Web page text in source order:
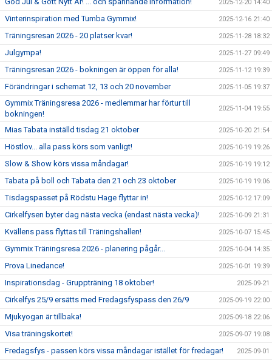
2025-12-20 14:40
Vinterinspiration med Tumba Gymmix! 2025-12-16 21:40
Träningsresan 2026 - 20 platser kvar! 2025-11-28 18:32
Julgympa! 2025-11-27 09:49
Träningsresan 2026 - bokningen är öppen för alla! 2025-11-12 19:39
Förändringar i schemat 12, 13 och 20 november 2025-11-05 19:37
Gymmix Träningsresa 2026 - medlemmar har förtur till
bokningen!
2025-11-04 19:55
Mias Tabata inställd tisdag 21 oktober 2025-10-20 21:54
Höstlov... alla pass körs som vanligt! 2025-10-19 19:26
Slow & Show körs vissa måndagar! 2025-10-19 19:12
Tabata på boll och Tabata den 21 och 23 oktober 2025-10-19 19:06
Tisdagspasset på Rödstu Hage flyttar in! 2025-10-12 17:09
Cirkelfysen byter dag nästa vecka (endast nästa vecka)! 2025-10-09 21:31
Kvällens pass flyttas till Träningshallen! 2025-10-07 15:45
Gymmix Träningsresa 2026 - planering pågår... 2025-10-04 14:35
Prova Linedance! 2025-10-01 19:39
Inspirationsdag - Gruppträning 18 oktober! 2025-09-21
Cirkelfys 25/9 ersätts med Fredagsfyspass den 26/9 2025-09-19 22:00
Mjukyogan är tillbaka! 2025-09-18 22:06
Visa träningskortet! 2025-09-07 19:08
Fredagsfys - passen körs vissa måndagar istället för fredagar! 2025-09-01